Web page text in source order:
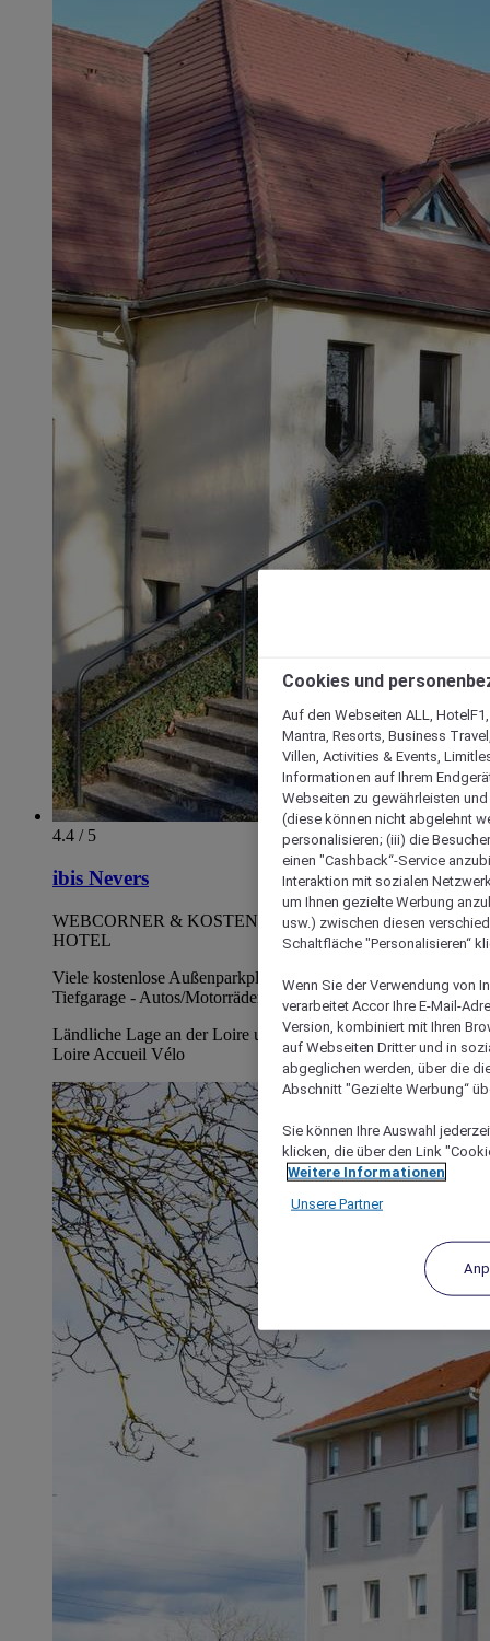
4.4 / 5
ibis Nevers
WEBCORNER & KOSTENLOSES WIFI IM GESAMTEN
HOTEL
Viele kostenlose Außenparkplätze, kostenpflichtige
Tiefgarage - Autos/Motorräder
Ländliche Lage an der Loire und am Canal du Nivernais,
Loire Accueil Vélo
Cookies und
Auf den Webseiten ALL,
Mantra, Resorts, Business
Villen, Activities & Events,
Informationen auf Ihrem
Webseiten zu gewährleisten
(diese können nicht abgelehnt
personalisieren; (iii) die
einen "Cashback“-Service
Interaktion mit sozialen
um Ihnen gezielte Werbung
usw.) zwischen diesen
Schaltfläche "Personalisieren“
Wenn Sie der Verwendung von
verarbeitet Accor Ihre E-Mail-
Version, kombiniert mit Ihren
auf Webseiten Dritter und in
abgeglichen werden, über die
Abschnitt "Gezielte Werbung“
Sie können Ihre Auswahl
klicken, die über den Link
Weitere Informationen
Unsere Partner